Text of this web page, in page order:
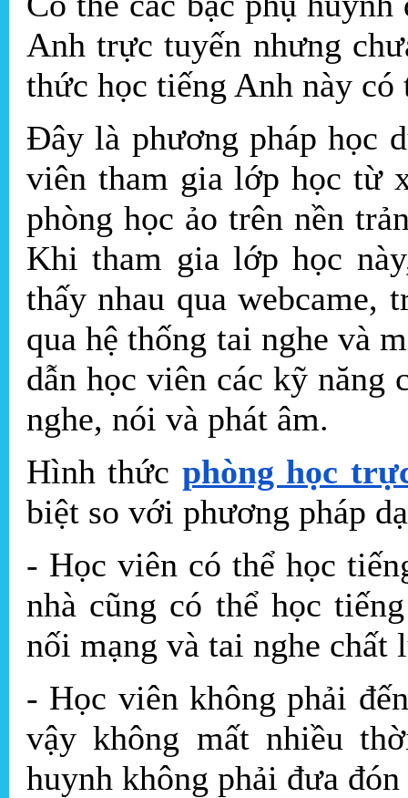
Anh trực tuyến nhưng
thức học tiếng Anh này có
Đây là phương pháp học
viên tham gia lớp học từ
phòng học ảo trên nền
Khi tham gia lớp học
thấy nhau qua webcame,
qua hệ thống tai nghe và
dẫn học viên các kỹ năng
nghe, nói và phát âm.
Hình thức phòng học
biệt so với phương pháp
- Học viên có thể học
nhà cũng có thể học
nối mạng và tai nghe chất
- Học viên không phải
vậy không mất nhiều
huynh không phải đưa